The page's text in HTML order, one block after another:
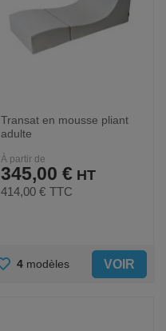
Transat en mousse pliant
adulte
À partir de
345,00 €
414,00 € TTC
AJOUTER
4 modèles VOIR